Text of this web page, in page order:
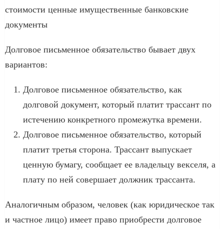
стоимости ценные имущественные банковские
документы
Долговое письменное обязательство бывает двух
вариантов:
Долговое письменное обязательство, как
долговой документ, который платит трассант по
истечению конкретного промежутка времени.
Долговое письменное обязательство, который
платит третья сторона. Трассант выпускает
ценную бумагу, сообщает ее владельцу векселя, а
плату по ней совершает должник трассанта.
Аналогичным образом, человек (как юридическое так
и частное лицо) имеет право приобрести долговое